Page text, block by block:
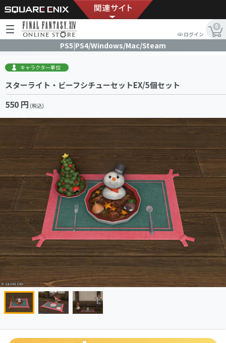
ログイン
0
PS5|PS4/Windows/Mac/Steam
キャラクター単位
スターライト・ビーフシチューセットEX/5個セット
550 円 (税込)